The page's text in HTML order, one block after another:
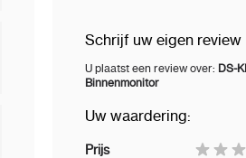
Schrijf uw eigen review
U plaatst een review over: DS-
Binnenmonitor
Uw waardering:
Prijs